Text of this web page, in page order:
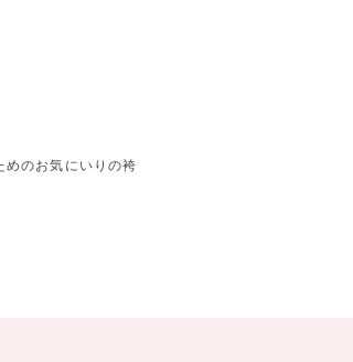
のお気にいりの袴